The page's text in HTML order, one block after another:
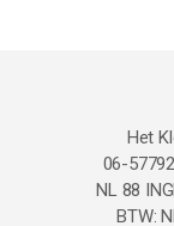
Het
06-
NL 88
BTW: